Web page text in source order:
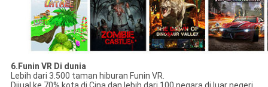
6.Funin VR Di dunia
Lebih dari 3.500 taman hiburan Funin VR.